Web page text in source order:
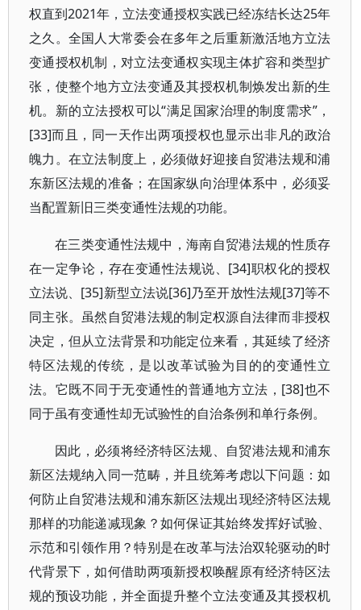
权直到2021年，立法变通授权实践已经冻结长达25年
之久。全国人大常委会在多年之后重新激活地方立法
变通授权机制，对立法变通权实现主体扩容和类型扩
张，使整个地方立法变通及其授权机制焕发出新的生
机。新的立法授权可以“满足国家治理的制度需求”，
[33]而且，同一天作出两项授权也显示出非凡的政治
魄力。在立法制度上，必须做好迎接自贸港法规和浦
东新区法规的准备；在国家纵向治理体系中，必须妥
当配置新旧三类变通性法规的功能。
在三类变通性法规中，海南自贸港法规的性质存
在一定争论，存在变通性法规说、[34]职权化的授权
立法说、[35]新型立法说[36]乃至开放性法规[37]等不
同主张。虽然自贸港法规的制定权源自法律而非授权
决定，但从立法背景和功能定位来看，其延续了经济
特区法规的传统，是以改革试验为目的的变通性立
法。它既不同于无变通性的普通地方立法，[38]也不
同于虽有变通性却无试验性的自治条例和单行条例。
因此，必须将经济特区法规、自贸港法规和浦东
新区法规纳入同一范畴，并且统筹考虑以下问题：如
何防止自贸港法规和浦东新区法规出现经济特区法规
那样的功能递减现象？如何保证其始终发挥好试验、
示范和引领作用？特别是在改革与法治双轮驱动的时
代背景下，如何借助两项新授权唤醒原有经济特区法
规的预设功能，并全面提升整个立法变通及其授权机